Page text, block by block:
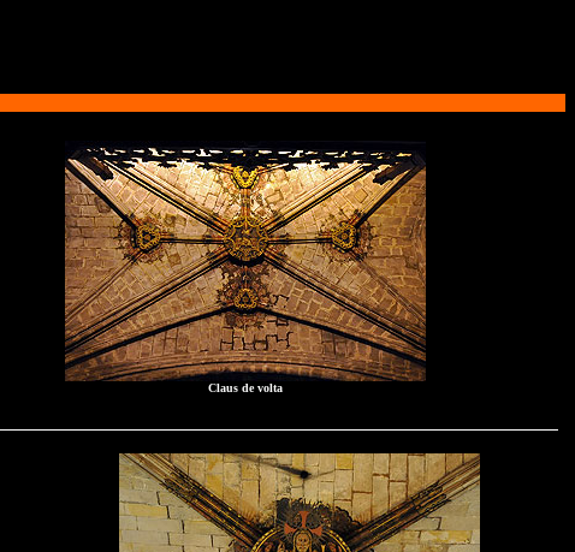
Claus de volta